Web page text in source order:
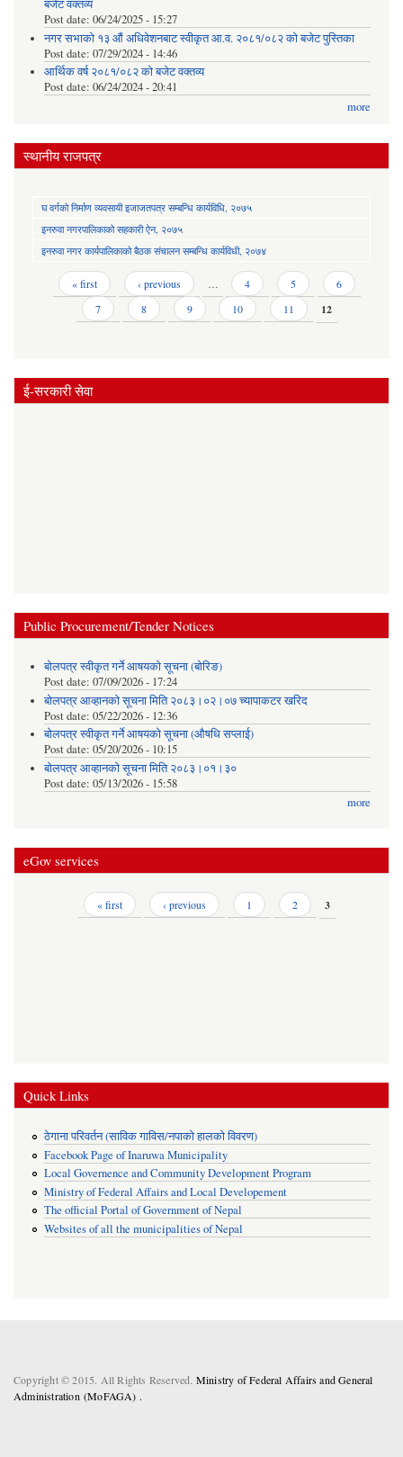
बजेट वक्तव्य
Post date: 06/24/2025 - 15:27
नगर सभाको १३ औं अधिवेशनबाट स्वीकृत आ.व. २०८१/०८२ को बजेट पुस्तिका
Post date: 07/29/2024 - 14:46
आर्थिक वर्ष २०८१/०८२ को बजेट वक्तव्य
Post date: 06/24/2024 - 20:41
more
स्थानीय राजपत्र
घ वर्गको निर्माण व्यवसायी इजाजतपत्र सम्बन्धि कार्यविधि, २०७५
इनरुवा नगरपालिकाको सहकारी ऐन, २०७५
इनरुवा नगर कार्यपालिकाको बैठक संचालन सम्बन्धि कार्यविधी, २०७४
Pages « first ‹ previous … 4 5
6
7
8 9 10 11 12
ई-सरकारी सेवा
Public Procurement/Tender Notices
बोलपत्र स्वीकृत गर्ने आषयको सूचना (बोरिङ)
Post date: 07/09/2026 - 17:24
बोलपत्र आव्हानको सूचना मिति २०८३।०२।०७ च्यापाकटर खरिद
Post date: 05/22/2026 - 12:36
बोलपत्र स्वीकृत गर्ने आषयको सूचना (औषधि सप्लाई)
Post date: 05/20/2026 - 10:15
बोलपत्र आव्हानको सूचना मिति २०८३।०१।३०
Post date: 05/13/2026 - 15:58
more
eGov services
« first ‹ previous 1 2 3
Quick Links
ठेगाना परिवर्तन (साविक गाविस/नपाको हालको विवरण)
Facebook Page of Inaruwa Municipality
Local Governence and Community Development Program
Ministry of Federal Affairs and Local Developement
The official Portal of Government of Nepal
Websites of all the municipalities of Nepal
Copyright © 2015. All Rights Reserved. Ministry of Federal Affairs and General
Administration (MoFAGA) .